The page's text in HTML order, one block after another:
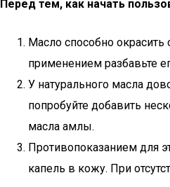
Перед тем, как начать
Масло способно
применением разбавьте
У натурального масла
попробуйте добавить
масла амлы.
Противопоказанием для
капель в кожу. При